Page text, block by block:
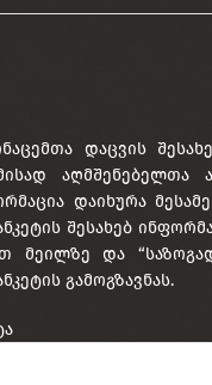
დაცვის
აღმშენებელთა
დაიხურა
შესახებ
მეილზე და
გამოგზავნას.